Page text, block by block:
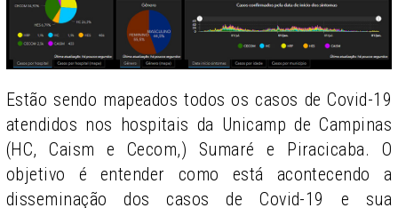
Estão sendo mapeados todos os casos de Covid-19
atendidos nos hospitais da Unicamp de Campinas
(HC, Caism e Cecom,) Sumaré e Piracicaba. O
objetivo é entender como está acontecendo a
disseminação dos casos de Covid-19 e sua